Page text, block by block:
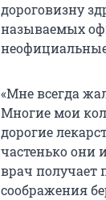
дороговизну
называемых
«Мне всегда
Многие мои
дорогие
частенько они
врач получает
соображения